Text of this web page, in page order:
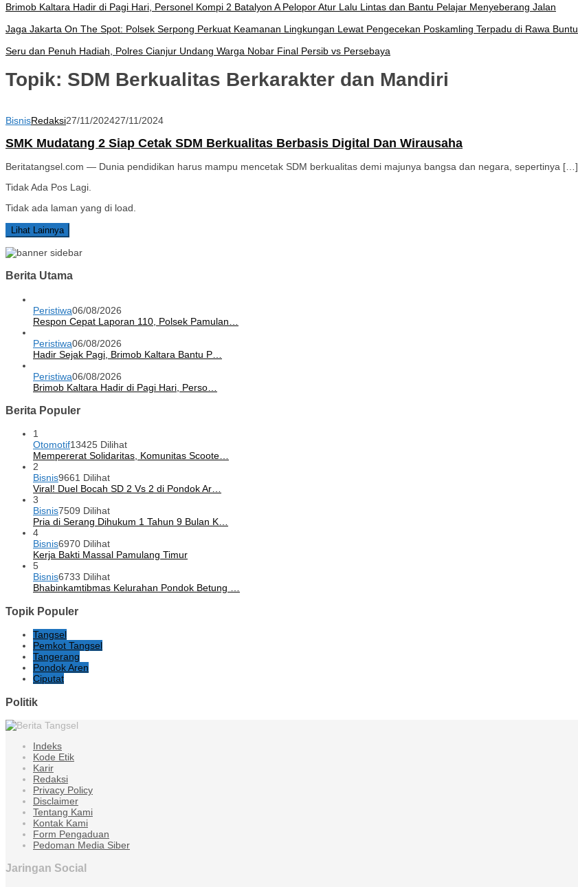
Brimob Kaltara Hadir di Pagi Hari, Personel Kompi 2 Batalyon A Pelopor Atur Lalu Lintas dan Bantu Pelajar Menyeberang Jalan
Jaga Jakarta On The Spot: Polsek Serpong Perkuat Keamanan Lingkungan Lewat Pengecekan Poskamling Terpadu di Rawa Buntu
Seru dan Penuh Hadiah, Polres Cianjur Undang Warga Nobar Final Persib vs Persebaya
Topik: SDM Berkualitas Berkarakter dan Mandiri
BisnisRedaksi27/11/202427/11/2024
SMK Mudatang 2 Siap Cetak SDM Berkualitas Berbasis Digital Dan Wirausaha
Beritatangsel.com — Dunia pendidikan harus mampu mencetak SDM berkualitas demi majunya bangsa dan negara, sepertinya […]
Tidak Ada Pos Lagi.
Tidak ada laman yang di load.
Lihat Lainnya
Berita Utama
Peristiwa06/08/2026
Respon Cepat Laporan 110, Polsek Pamulan…
Peristiwa06/08/2026
Hadir Sejak Pagi, Brimob Kaltara Bantu P…
Peristiwa06/08/2026
Brimob Kaltara Hadir di Pagi Hari, Perso…
Berita Populer
1
Otomotif13425 Dilihat
Mempererat Solidaritas, Komunitas Scoote…
2
Bisnis9661 Dilihat
Viral! Duel Bocah SD 2 Vs 2 di Pondok Ar…
3
Bisnis7509 Dilihat
Pria di Serang Dihukum 1 Tahun 9 Bulan K…
4
Bisnis6970 Dilihat
Kerja Bakti Massal Pamulang Timur
5
Bisnis6733 Dilihat
Bhabinkamtibmas Kelurahan Pondok Betung …
Topik Populer
Tangsel
Pemkot Tangsel
Tangerang
Pondok Aren
Ciputat
Politik
Indeks
Kode Etik
Karir
Redaksi
Privacy Policy
Disclaimer
Tentang Kami
Kontak Kami
Form Pengaduan
Pedoman Media Siber
Jaringan Social